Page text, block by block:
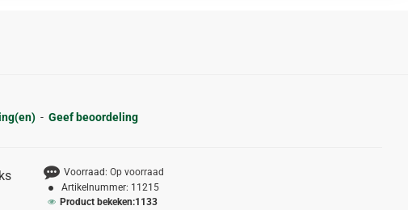
- Geef beoordeling
Voorraad: Op voorraad
Artikelnummer: 11215
Product bekeken:1133